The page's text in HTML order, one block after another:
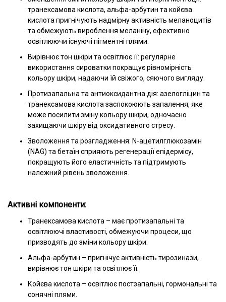
транексамова кислота, альфа-арбутин та койєва
кислота пригнічують надмірну активність меланоцитів
та обмежують вироблення меланіну, ефективно
освітлюючи існуючі пігментні плями.
Вирівнює тон шкіри та освітлює її: регулярне
використання сироватки покращує рівномірність
кольору шкіри, надаючи їй свіжого, сяючого вигляду.
Протизапальна та антиоксидантна дія: азелогліцин та
транексамова кислота заспокоюють запалення, яке
може посилити зміну кольору шкіри, одночасно
захищаючи шкіру від оксидативного стресу.
Зволоження та розгладження: N-ацетилглюкозамін
(NAG) та бетаїн сприяють регенерації епідермісу,
покращують його еластичність та підтримують
належний рівень зволоження.
Активні компоненти:
Транексамова кислота – має протизапальні та
освітлюючі властивості, обмежуючи процеси, що
призводять до зміни кольору шкіри.
Альфа-арбутин – пригнічує активність тирозинази,
вирівнює тон шкіри та освітлює її.
Койєва кислота – освітлює постзапальні, гормональні та
сонячні плями.